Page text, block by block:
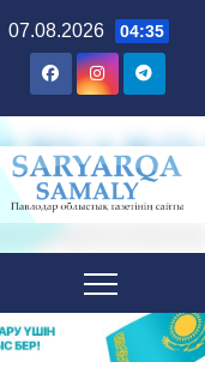
07.08.2026 04:35